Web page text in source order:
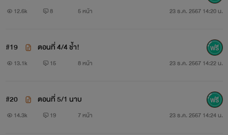
12.6k 8 5 หน้า 23 ธ.ค. 2567 14:20 น.
#19 ตอนที่ 4/4 ช้ำ!
13.1k 15 8 หน้า 23 ธ.ค. 2567 14:22 น.
#20 ตอนที่ 5/1 นาบ
14.3k 19 7 หน้า 23 ธ.ค. 2567 14:24 น.